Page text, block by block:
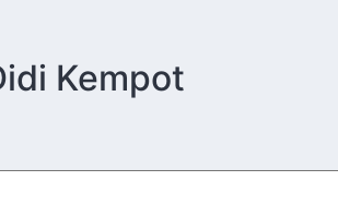
Kempot